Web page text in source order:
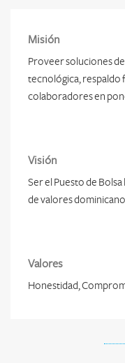
Misión
Proveer soluciones
tecnológica, respaldo
colaboradores en
Visión
Ser el Puesto de
de valores
Valores
Honestidad,